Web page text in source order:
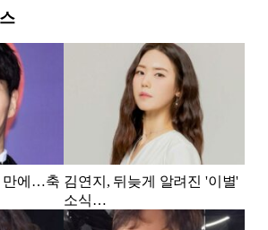
만에…축 김연지, 뒤늦게 알려진 '이별'
소식…